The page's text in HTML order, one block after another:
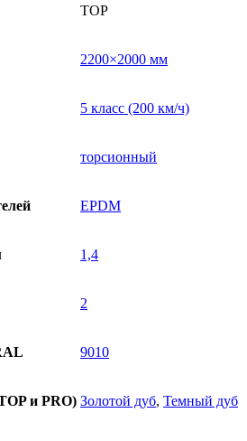
TOP
2200×2000 мм
5 класс (200 км/ч)
торсионный
EPDM
1,4
2
9010
и PRO) Золотой дуб, Темный дуб